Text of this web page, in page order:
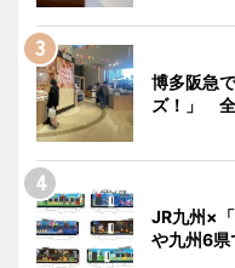
博多阪急
ズ！」
JR九州×
や九州6県